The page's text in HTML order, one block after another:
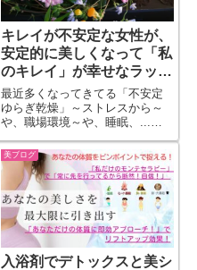
キレイが不安定な女性が、
安定的に美しくなって「私
のキレイ」が幸せなラッキ
ーも若さも引き寄せる♪美
ケア
最近多くなってきてる「不安定
ゆらぎ乾燥」～ストレスから～
や、職場環境～や、睡眠、...続
美ブログ
入浴剤でデトックスと美シ